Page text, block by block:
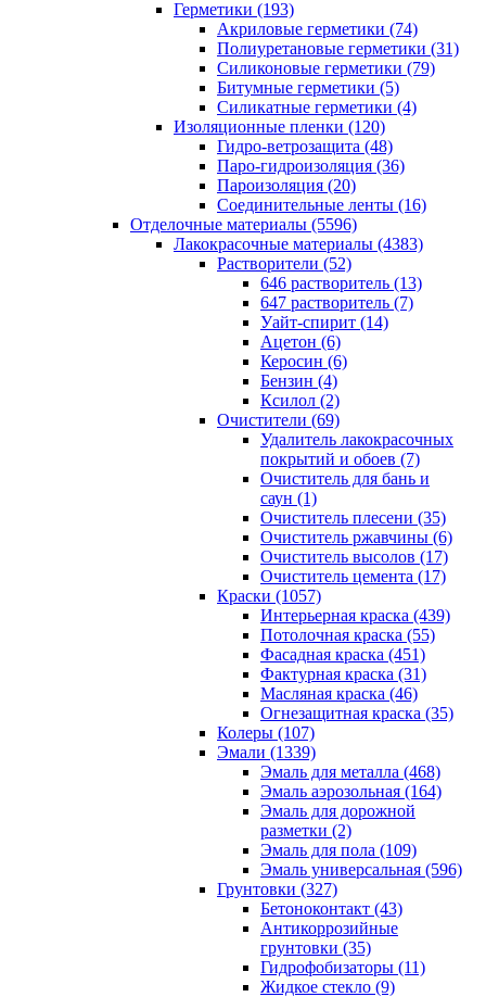
Герметики (193)
Акриловые герметики (74)
Полиуретановые герметики (31)
Силиконовые герметики (79)
Битумные герметики (5)
Силикатные герметики (4)
Изоляционные пленки (120)
Гидро-ветрозащита (48)
Паро-гидроизоляция (36)
Пароизоляция (20)
Соединительные ленты (16)
Отделочные материалы (5596)
Лакокрасочные материалы (4383)
Растворители (52)
646 растворитель (13)
647 растворитель (7)
Уайт-спирит (14)
Ацетон (6)
Керосин (6)
Бензин (4)
Ксилол (2)
Очистители (69)
Удалитель лакокрасочных
покрытий и обоев (7)
Очиститель для бань и
саун (1)
Очиститель плесени (35)
Очиститель ржавчины (6)
Очиститель высолов (17)
Очиститель цемента (17)
Краски (1057)
Интерьерная краска (439)
Потолочная краска (55)
Фасадная краска (451)
Фактурная краска (31)
Масляная краска (46)
Огнезащитная краска (35)
Колеры (107)
Эмали (1339)
Эмаль для металла (468)
Эмаль аэрозольная (164)
Эмаль для дорожной
разметки (2)
Эмаль для пола (109)
Эмаль универсальная (596)
Грунтовки (327)
Бетоноконтакт (43)
Антикоррозийные
грунтовки (35)
Гидрофобизаторы (11)
Жидкое стекло (9)